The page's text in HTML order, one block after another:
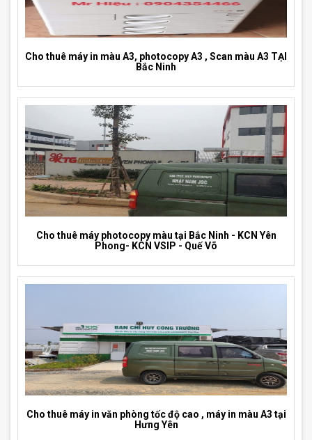
Cho thuê máy in màu A3, photocopy A3 , Scan màu A3 TẠI
Bắc Ninh
Cho thuê máy photocopy màu tại Bắc Ninh - KCN Yên
Phong- KCN VSIP - Quế Võ
Cho thuê máy in văn phòng tốc độ cao , máy in màu A3 tại
Hưng Yên